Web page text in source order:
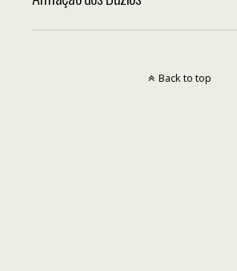
Back to top